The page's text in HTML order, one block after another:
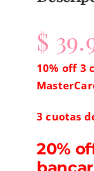
$
10% off 3
3 cuotas
20%